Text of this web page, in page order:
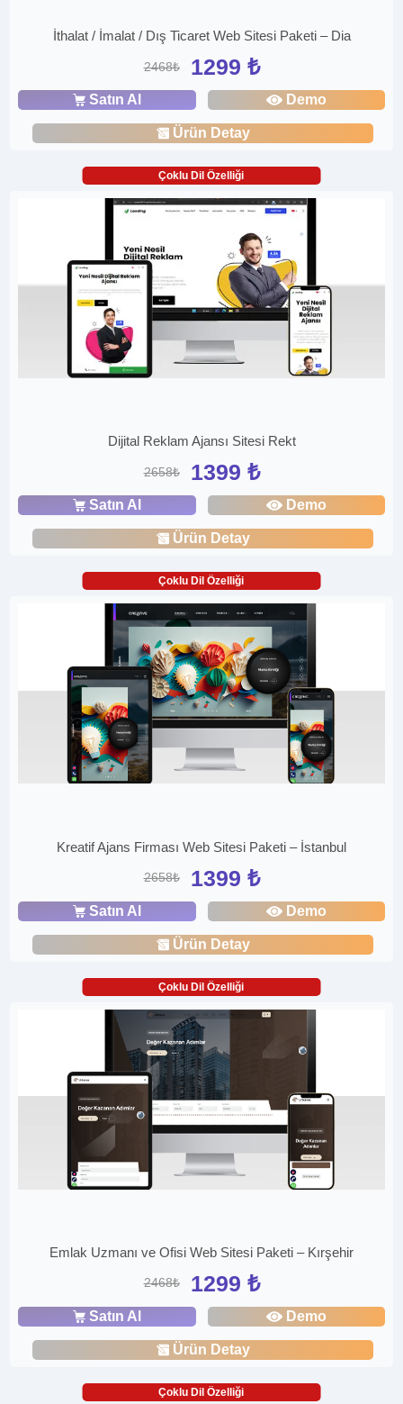
İthalat / İmalat / Dış Ticaret Web Sitesi Paketi – Dia
2468₺ 1299 ₺
Satın Al Demo
Ürün Detay
Çoklu Dil Özelliği
Dijital Reklam Ajansı Sitesi Rekt
2658₺ 1399 ₺
Satın Al Demo
Ürün Detay
Çoklu Dil Özelliği
Kreatif Ajans Firması Web Sitesi Paketi – İstanbul
2658₺ 1399 ₺
Satın Al Demo
Ürün Detay
Çoklu Dil Özelliği
Emlak Uzmanı ve Ofisi Web Sitesi Paketi – Kırşehir
2468₺ 1299 ₺
Satın Al Demo
Ürün Detay
Çoklu Dil Özelliği